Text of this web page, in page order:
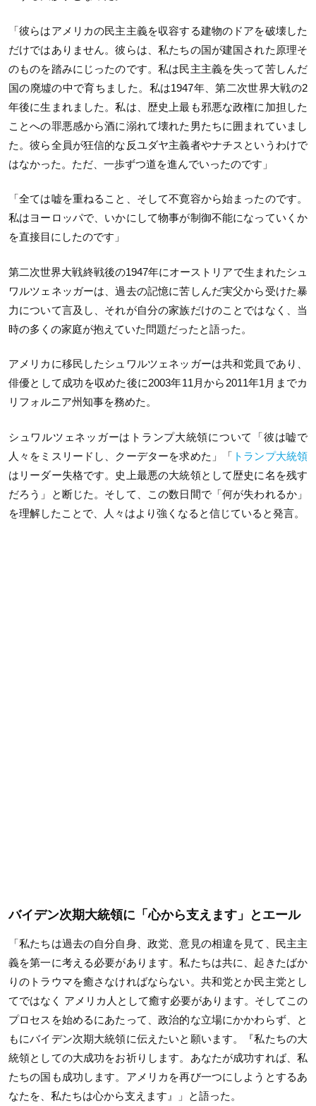
「彼らはアメリカの民主主義を収容する建物のドアを破壊した
だけではありません。彼らは、私たちの国が建国された原理そ
のものを踏みにじったのです。私は民主主義を失って苦しんだ
国の廃墟の中で育ちました。私は1947年、第二次世界大戦の2
年後に生まれました。私は、歴史上最も邪悪な政権に加担した
ことへの罪悪感から酒に溺れて壊れた男たちに囲まれていまし
た。彼ら全員が狂信的な反ユダヤ主義者やナチスというわけで
はなかった。ただ、一歩ずつ道を進んでいったのです」
「全ては嘘を重ねること、そして不寛容から始まったのです。
私はヨーロッパで、いかにして物事が制御不能になっていくか
を直接目にしたのです」
第二次世界大戦終戦後の1947年にオーストリアで生まれたシュ
ワルツェネッガーは、過去の記憶に苦しんだ実父から受けた暴
力について言及し、それが自分の家族だけのことではなく、当
時の多くの家庭が抱えていた問題だったと語った。
アメリカに移民したシュワルツェネッガーは共和党員であり、
俳優として成功を収めた後に2003年11月から2011年1月までカ
リフォルニア州知事を務めた。
シュワルツェネッガーはトランプ大統領について「彼は嘘で
人々をミスリードし、クーデターを求めた」「 トランプ大統領
はリーダー失格です。史上最悪の大統領として歴史に名を残す
だろう」と断じた。そして、この数日間で「何が失われるか」
を理解したことで、人々はより強くなると信じていると発言。
バイデン次期大統領に「心から支えます」とエール
「私たちは過去の自分自身、政党、意見の相違を見て、民主主
義を第一に考える必要があります。私たちは共に、起きたばか
りのトラウマを癒さなければならない。共和党とか民主党とし
てではなく アメリカ人として癒す必要があります。そしてこの
プロセスを始めるにあたって、政治的な立場にかかわらず、と
もにバイデン次期大統領に伝えたいと願います。『私たちの大
統領としての大成功をお祈りします。あなたが成功すれば、私
たちの国も成功します。アメリカを再び一つにしようとするあ
なたを、私たちは心から支えます』」と語った。